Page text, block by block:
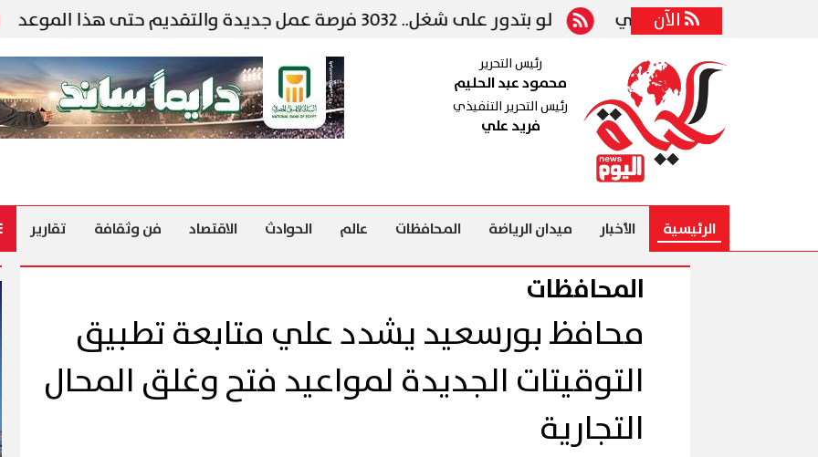
الآن لو بتدور على شغل.. 3032 فرصة عمل جديدة والتقديم حتى هذا الموعد التعاون الصحي
رئيس التحرير
محمود عبد الحليم
رئيس التحرير التنفيذي
فريد علي
الرئيسية الأخبار ميدان الرياضة المحافظات عالم الحوادث الاقتصاد فن وثقافة تقارير
المحافظات
محافظ بورسعيد يشدد علي متابعة تطبيق
التوقيتات الجديدة لمواعيد فتح وغلق المحال
التجارية